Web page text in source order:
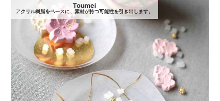
Toumei
アクリル樹脂をベースに、素材が持つ可能性を引き出します。